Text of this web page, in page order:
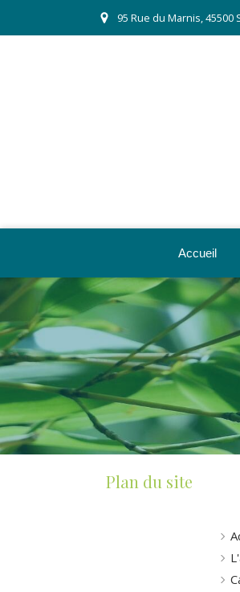
95 Rue du Marnis, 45500
Accueil
Plan du site